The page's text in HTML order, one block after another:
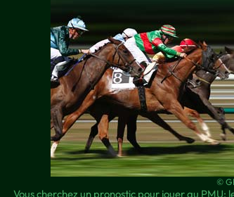
©
Vous cherchez un pronostic pour jouer au